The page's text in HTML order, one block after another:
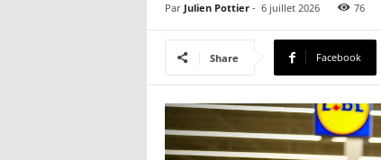
Par Julien Pottier- 6 juillet 2026 76
Share Facebook